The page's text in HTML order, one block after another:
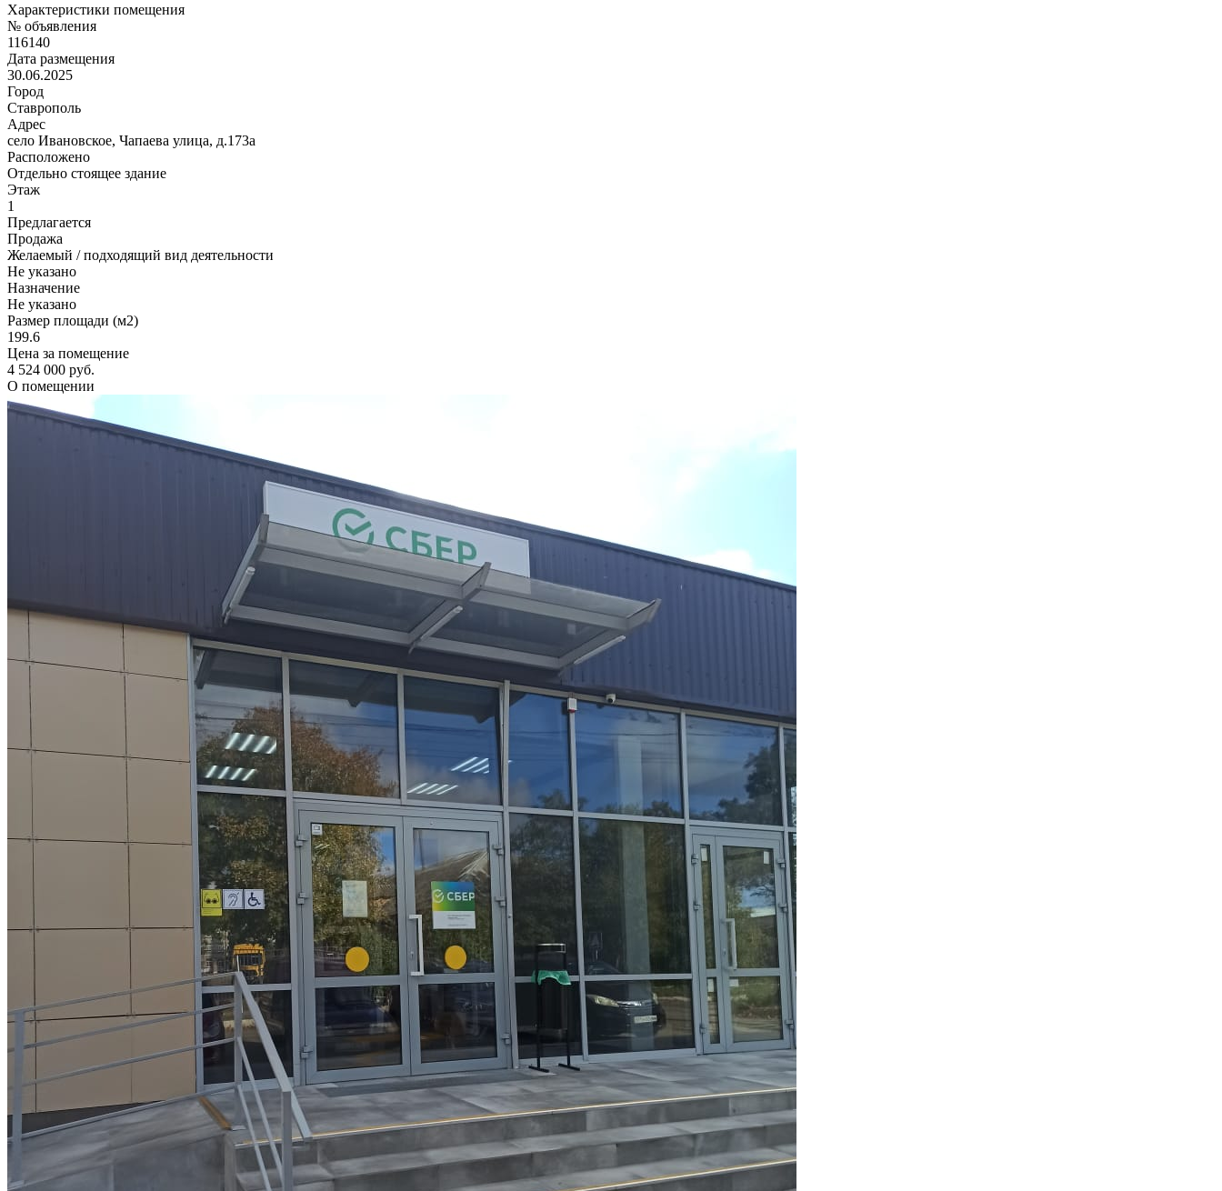
Характеристики помещения
№ объявления
116140
Дата размещения
30.06.2025
Город
Ставрополь
Адрес
село Ивановское, Чапаева улица, д.173а
Расположено
Отдельно стоящее здание
Этаж
1
Предлагается
Продажа
Желаемый / подходящий вид деятельности
Не указано
Назначение
Не указано
Размер площади (м2)
199.6
Цена за помещение
4 524 000 руб.
О помещении